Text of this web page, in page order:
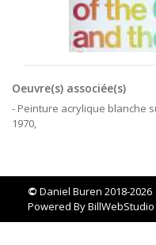
Oeuvre(s) associée(s)
- Peinture acrylique blanche
1970,
© Daniel Buren 2018-2026
Powered ByBillWebStudio